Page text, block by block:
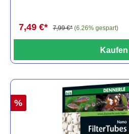
7,49 €* 7,99 €* (6.26% gespart)
Kaufen
%